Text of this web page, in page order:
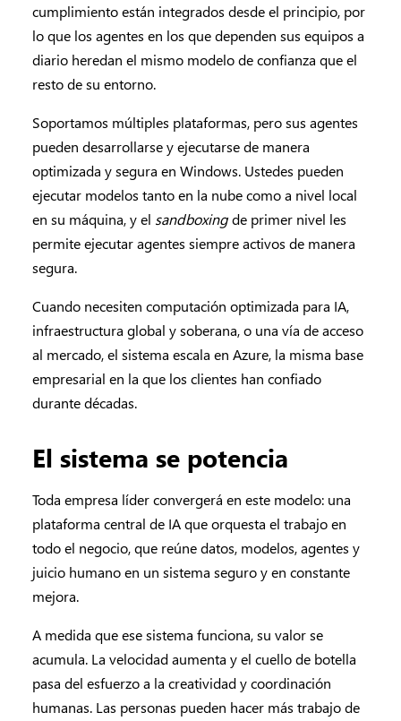
cumplimiento están integrados desde el principio, por
lo que los agentes en los que dependen sus equipos a
diario heredan el mismo modelo de confianza que el
resto de su entorno.
Soportamos múltiples plataformas, pero sus agentes
pueden desarrollarse y ejecutarse de manera
optimizada y segura en Windows. Ustedes pueden
ejecutar modelos tanto en la nube como a nivel local
en su máquina, y el sandboxingde primer nivel les
permite ejecutar agentes siempre activos de manera
segura.
Cuando necesiten computación optimizada para IA,
infraestructura global y soberana, o una vía de acceso
al mercado, el sistema escala en Azure, la misma base
empresarial en la que los clientes han confiado
durante décadas.
El sistema se potencia
Toda empresa líder convergerá en este modelo: una
plataforma central de IA que orquesta el trabajo en
todo el negocio, que reúne datos, modelos, agentes y
juicio humano en un sistema seguro y en constante
mejora.
A medida que ese sistema funciona, su valor se
acumula. La velocidad aumenta y el cuello de botella
pasa del esfuerzo a la creatividad y coordinación
humanas. Las personas pueden hacer más trabajo de